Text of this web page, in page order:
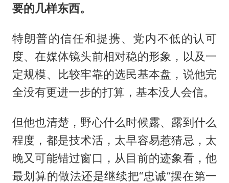
要的几样东西。
特朗普的信任和提携、党内不低的认可
度、在媒体镜头前相对稳的形象，以及一
定规模、比较牢靠的选民基本盘，说他完
全没有更进一步的打算，基本没人会信。
但他也清楚，野心什么时候露、露到什么
程度，都是技术活，太早容易惹猜忌，太
晚又可能错过窗口，从目前的迹象看，他
最划算的做法还是继续把“忠诚”摆在第一